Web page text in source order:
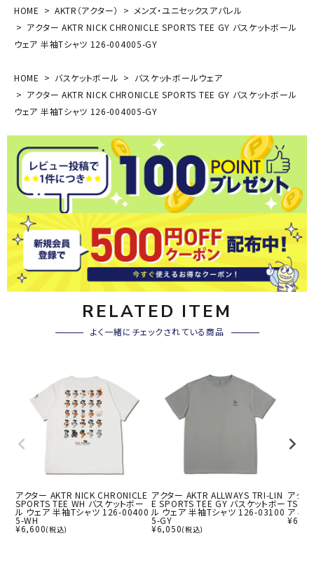
HOME
AKTR（アクター）
メンズ・ユニセックスアパレル
アクター AKTR NICK CHRONICLE SPORTS TEE GY バスケットボール
ウェア 半袖Tシャツ 126-004005-GY
HOME バスケットボール
バスケットボールウェア
アクター AKTR NICK CHRONICLE SPORTS TEE GY バスケットボール
ウェア 半袖Tシャツ 126-004005-GY
RELATED ITEM
よく一緒にチェックされている商品
アクター AKTR NICK CHRONICLE
SPORTS TEE WH バスケットボー
ル ウェア 半袖Tシャツ 126-00400
5-WH
¥6,600(税込)
アクター AKTR ALLWAYS TRI-LIN
E SPORTS TEE GY バスケットボー
ル ウェア 半袖Tシャツ 126-03100
5-GY
¥6,050(税込)
アク
TS
ア 半
¥